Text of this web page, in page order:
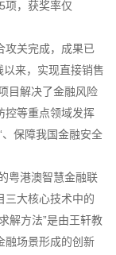
项，获奖率仅
攻关完成，成果已
以来，实现直接销售
目解决了金融风险
控等重点领域发挥
、保障我国金融安全
粤港澳智慧金融联
三大核心技术中的
解方法”是由王轩教
融场景形成的创新